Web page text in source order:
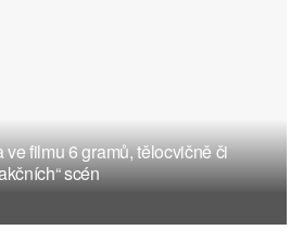
ve filmu 6 gramů, tělocvičně či
scén